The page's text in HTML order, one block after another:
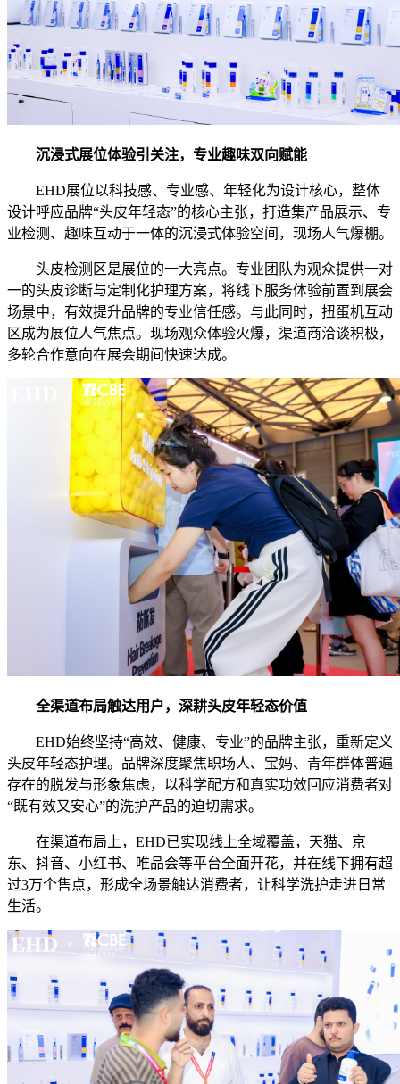
沉浸式展位体验引 关注， 专业趣味双向赋能
EHD展位以科技感、专业感、年轻化为设计核心， 整体
设计呼应品牌“头皮年轻态”的核心主张， 打造集产品展示、专
业检测、趣味互动于一体的沉浸式体验空间，现场人气爆棚。
头皮检测区是展位的一大亮点。专业团队为观众提供一对
一的头皮诊断与定制化护理方案，将线下服务体验前置到展会
场景中，有效提升品牌的专业信任感。 与此同时，扭蛋机互动
区成为展位人气焦点。现场观众体验火爆，渠道商洽谈积极，
多轮合作意向在展会期间快速达成。
全渠道布局触达用户， 深耕头皮年轻态价值
EHD始终坚持“高效、健康、专业”的品牌主张，重新定义
头皮年轻态护理。品牌深度聚焦职场人、宝妈、青年群体普遍
存在的脱发与形象焦虑，以科学配方和真实功效回应消费者对
“既有效又安心”的洗护产品的迫切需求。
在渠道布局上，EHD已实现线上全域覆盖， 天猫、京
东、抖音、小红书、唯品会等平台全面开花， 并在线下拥有超
过3万个售点，形成全场景触达消费者，让科学洗护走进日常
生活。